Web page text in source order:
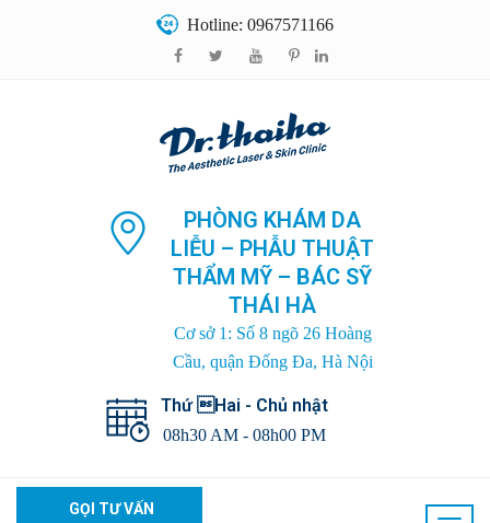
Hotline: 0967571166
PHÒNG KHÁM DA
LIỄU – PHẪU THUẬT
THẨM MỸ – BÁC SỸ
THÁI HÀ
Cơ sở 1: Số 8 ngõ 26 Hoàng
Cầu, quận Đống Đa, Hà Nội
Thứ Hai - Chủ nhật
08h30 AM - 08h00 PM
GỌI TƯ VẤN